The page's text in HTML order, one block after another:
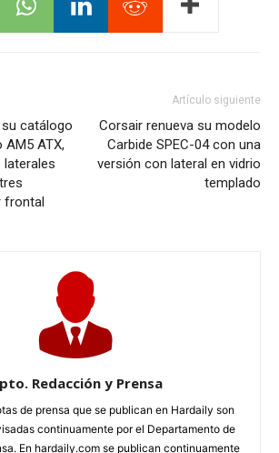
catálogo
ATX,
frontal
Artículo siguiente
Corsair renueva su modelo
Carbide SPEC-04 con una
versión con lateral en vidrio
templado
Redacción y Prensa
de prensa que se publican en Hardaily son
continuamente por el Departamento de
En hardaily.com se publican continuamente